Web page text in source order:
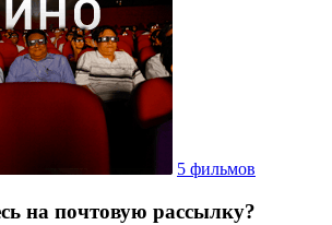
5 фильмов
на почтовую рассылку?